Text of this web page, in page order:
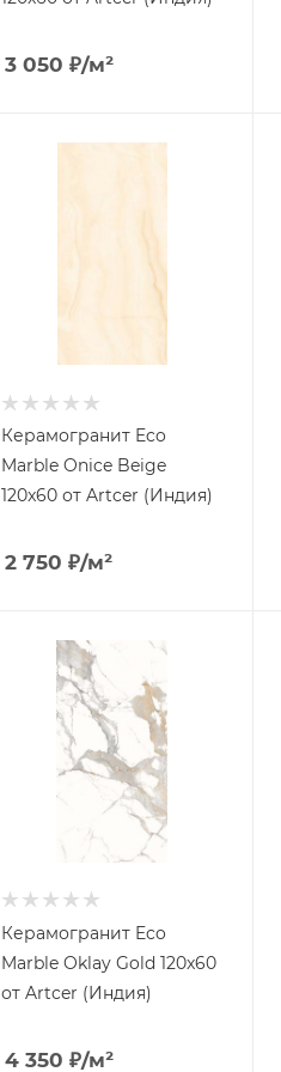
3 050 ₽/м²
Керамогранит Eco
Marble Onice Beige
120x60 от Artcer (Индия)
2 750 ₽/м²
Керамогранит Eco
Marble Oklay Gold 120x60
от Artcer (Индия)
4 350 ₽/м²